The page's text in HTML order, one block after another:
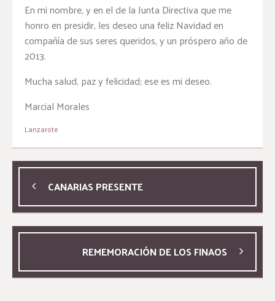
En mi nombre, y en el de la Junta Directiva que me
honro en presidir, les deseo una feliz Navidad en
compañía de sus seres queridos, y un próspero año de
2013.
Mucha salud, paz y felicidad; ese es mi deseo.
Marcial Morales
Lanzarote
CANARIAS PRESENTE
REMEMORACIÓN DE LOS FINAOS